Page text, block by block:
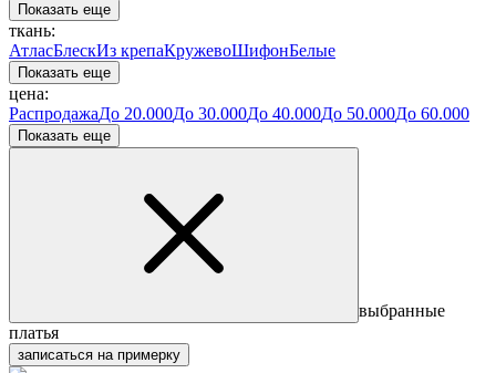
Показать еще
ткань:
АтласБлескИз крепаКружевоШифонБелые
Показать еще
цена:
РаспродажаДо 20.000До 30.000До 40.000До 50.000До 60.000
Показать еще
выбранные
платья
записаться на примерку